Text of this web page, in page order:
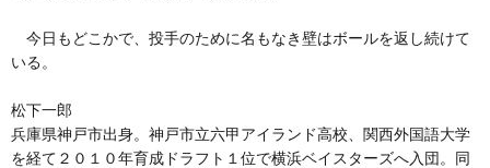
今日もどこかで、投手のために名もなき壁はボールを返し続けて
いる。
松下一郎
兵庫県神戸市出身。神戸市立六甲アイランド高校、関西外国語大学
を経て２０１０年育成ドラフト１位で横浜ベイスターズへ入団。同